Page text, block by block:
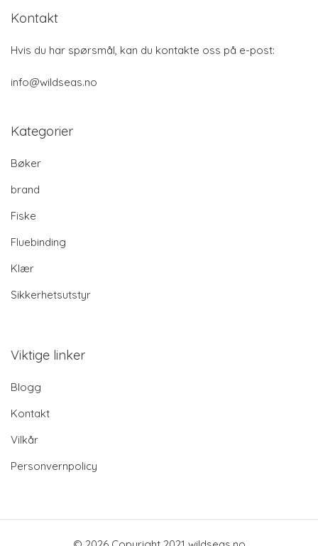
Kontakt
Hvis du har spørsmål, kan du kontakte oss på e-post:
info@wildseas.no
Kategorier
Bøker
brand
Fiske
Fluebinding
Klær
Sikkerhetsutstyr
Viktige linker
Blogg
Kontakt
Vilkår
Personvernpolicy